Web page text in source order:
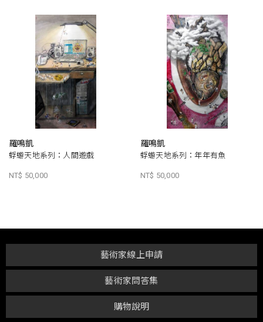
羅鳴凱
蜉蝣天地系列：人間遊戲
NT$ 50,000
羅鳴凱
蜉蝣天地系列：年年有魚
NT$ 50,000
購物說明
藝術家問答集
藝術家線上申請